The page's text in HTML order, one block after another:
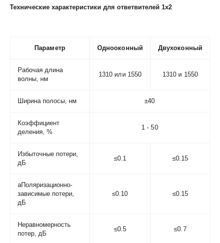
Технические характеристики для ответвителей 1х2
Параметр Однооконный Двухоконный
Рабочая длина
волны, нм
1310 или 1550 1310 и 1550
Ширина полосы, нм ±40
Коэффициент
деления, %
1 - 50
Избыточные потери,
дБ
≤0.1 ≤0.15
аПоляризационно-
зависимые потери,
дБ
≤0.10 ≤0.15
Неравномерность
потер, дБ
≤0.5 ≤0.7